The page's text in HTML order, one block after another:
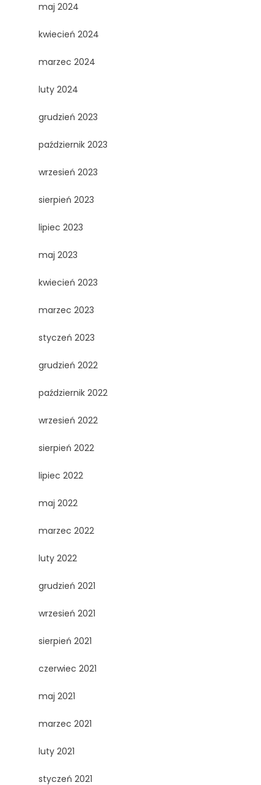
maj 2024
kwiecień 2024
marzec 2024
luty 2024
grudzień 2023
październik 2023
wrzesień 2023
sierpień 2023
lipiec 2023
maj 2023
kwiecień 2023
marzec 2023
styczeń 2023
grudzień 2022
październik 2022
wrzesień 2022
sierpień 2022
lipiec 2022
maj 2022
marzec 2022
luty 2022
grudzień 2021
wrzesień 2021
sierpień 2021
czerwiec 2021
maj 2021
marzec 2021
luty 2021
styczeń 2021